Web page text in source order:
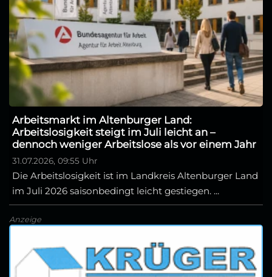
Arbeitsmarkt im Altenburger Land:
Arbeitslosigkeit steigt im Juli leicht an –
dennoch weniger Arbeitslose als vor einem Jahr
31.07.2026, 09:55 Uhr
Die Arbeitslosigkeit ist im Landkreis Altenburger Land
im Juli 2026 saisonbedingt leicht gestiegen. ...
Anzeige